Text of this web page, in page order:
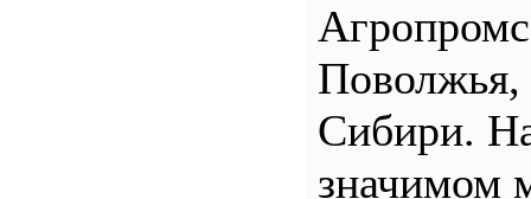
Поволжья,
Сибири.
значимом